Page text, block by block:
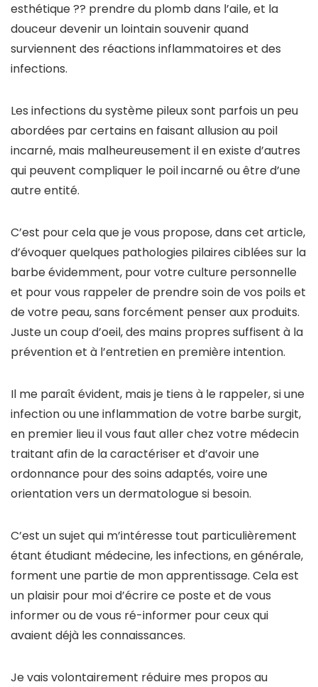
esthétique ?? prendre du plomb dans l’aile, et la
douceur devenir un lointain souvenir quand
surviennent des réactions inflammatoires et des
infections.
Les infections du système pileux sont parfois un peu
abordées par certains en faisant allusion au poil
incarné, mais malheureusement il en existe d’autres
qui peuvent compliquer le poil incarné ou être d’une
autre entité.
C’est pour cela que je vous propose, dans cet article,
d’évoquer quelques pathologies pilaires ciblées sur la
barbe évidemment, pour votre culture personnelle
et pour vous rappeler de prendre soin de vos poils et
de votre peau, sans forcément penser aux produits.
Juste un coup d’oeil, des mains propres suffisent à la
prévention et à l’entretien en première intention.
Il me paraît évident, mais je tiens à le rappeler, si une
infection ou une inflammation de votre barbe surgit,
en premier lieu il vous faut aller chez votre médecin
traitant afin de la caractériser et d’avoir une
ordonnance pour des soins adaptés, voire une
orientation vers un dermatologue si besoin.
C’est un sujet qui m’intéresse tout particulièrement
étant étudiant médecine, les infections, en générale,
forment une partie de mon apprentissage. Cela est
un plaisir pour moi d’écrire ce poste et de vous
informer ou de vous ré-informer pour ceux qui
avaient déjà les connaissances.
Je vais volontairement réduire mes propos au